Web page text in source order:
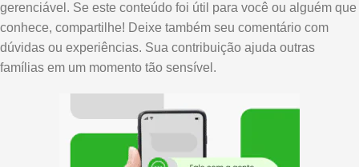
gerenciável. Se este conteúdo foi útil para você ou alguém que
conhece, compartilhe! Deixe também seu comentário com
dúvidas ou experiências. Sua contribuição ajuda outras
famílias em um momento tão sensível.